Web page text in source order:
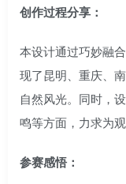
创作过程分享：
本设计通过巧妙融
现了昆明、重庆、
自然风光。同时，
鸣等方面，力求为
参赛感悟：